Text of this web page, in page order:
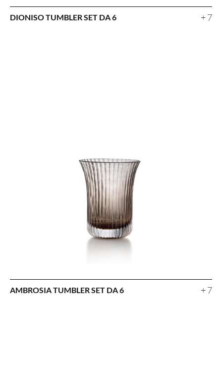
DIONISO TUMBLER SET DA 6 + 7
AMBROSIA TUMBLER SET DA 6 + 7